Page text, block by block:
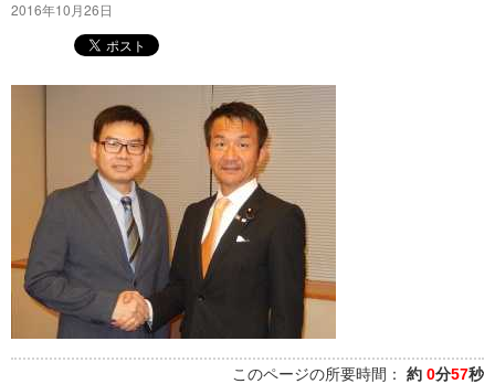
2016年10月26日
このページの所要時間： 約 0分57秒